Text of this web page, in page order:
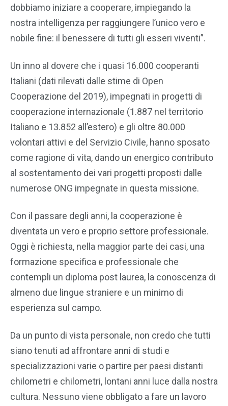
dobbiamo iniziare a cooperare, impiegando la
nostra intelligenza per raggiungere l’unico vero e
nobile fine: il benessere di tutti gli esseri viventi”.
Un inno al dovere che i quasi 16.000 cooperanti
Italiani (dati rilevati dalle stime di Open
Cooperazione del 2019), impegnati in progetti di
cooperazione internazionale (1.887 nel territorio
Italiano e 13.852 all’estero) e gli oltre 80.000
volontari attivi e del Servizio Civile, hanno sposato
come ragione di vita, dando un energico contributo
al sostentamento dei vari progetti proposti dalle
numerose ONG impegnate in questa missione.
Con il passare degli anni, la cooperazione è
diventata un vero e proprio settore professionale.
Oggi è richiesta, nella maggior parte dei casi, una
formazione specifica e professionale che
contempli un diploma post laurea, la conoscenza di
almeno due lingue straniere e un minimo di
esperienza sul campo.
Da un punto di vista personale, non credo che tutti
siano tenuti ad affrontare anni di studi e
specializzazioni varie o partire per paesi distanti
chilometri e chilometri, lontani anni luce dalla nostra
cultura. Nessuno viene obbligato a fare un lavoro